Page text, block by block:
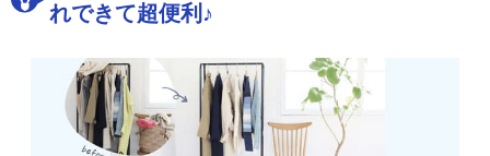
れできて超便利♪